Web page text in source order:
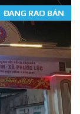
ĐANG RAO BÁN